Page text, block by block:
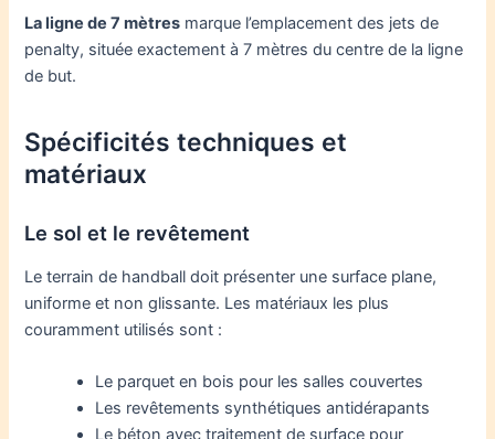
La ligne de 7 mètres marque l’emplacement des jets de
penalty, située exactement à 7 mètres du centre de la ligne
de but.
Spécificités techniques et
matériaux
Le sol et le revêtement
Le terrain de handball doit présenter une surface plane,
uniforme et non glissante. Les matériaux les plus
couramment utilisés sont :
Le parquet en bois pour les salles couvertes
Les revêtements synthétiques antidérapants
Le béton avec traitement de surface pour